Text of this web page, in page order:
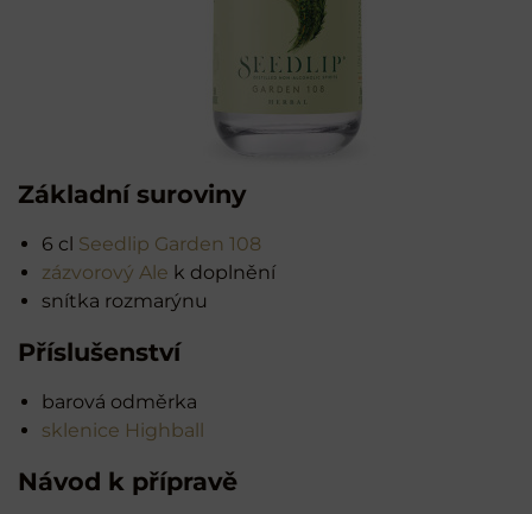
Základní suroviny
6 cl Seedlip Garden 108
zázvorový Ale k doplnění
snítka rozmarýnu
Příslušenství
barová odměrka
sklenice Highball
Návod k přípravě